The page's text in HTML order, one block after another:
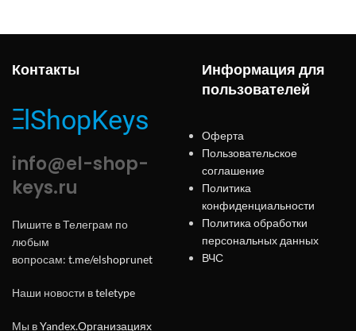
Контакты
info@el-shop-
keys.ru
Пишите в Телеграм по
любым
вопросам: t.me/elshoprunet
Наши новости вteletype
Мы вYandex.Организациях
Информация для
пользователей
Оферта
Пользовательское
соглашение
Политика
конфиденциальности
Политика обработки
персональных данных
ВЧС